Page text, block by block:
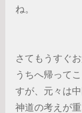
ね。
さてもうすぐ
うちへ帰って
すが、元々は
神道の考えが